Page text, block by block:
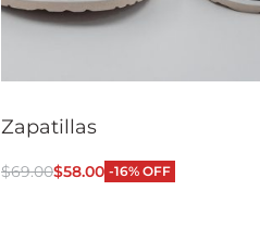
Zapatillas
$69.00$58.00 -16% OFF